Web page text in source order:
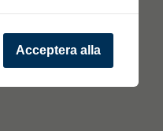
Acceptera alla